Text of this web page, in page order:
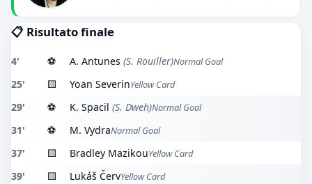
📋 Risultato finale
4' ⚽ A. Antunes (S. Rouiller)Normal Goal
25' 🟨 Yoan SeverinYellow Card
29' ⚽ K. Spacil (S. Dweh)Normal Goal
31' ⚽ M. VydraNormal Goal
37' 🟨 Bradley MazikouYellow Card
39' 🟨 Lukáš ČervYellow Card